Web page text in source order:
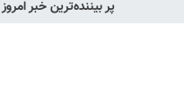
پر بیننده‌ترین خبر امروز